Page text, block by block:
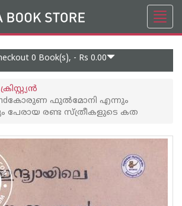
0 Book(s), - Rs 0.00
ക്രിസ്റ്റ്യന്‍
ഫുൽമോനി എന്നും
രണ്ട സ്ത്രീകളുടെ കത